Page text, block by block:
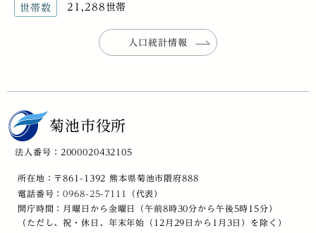
世帯数 21,288世帯
人口統計情報
菊池市役所
法人番号：2000020432105
所在地：〒861-1392 熊本県菊池市隈府888
電話番号：0968-25-7111
（代表）
開庁時間：月曜日から金曜日（午前8時30分から午後5時15分）
（ただし、祝・休日、年末年始（12月29日から1月3日）を除く）